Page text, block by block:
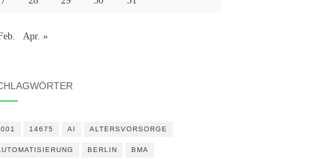
Apr. »
14675 AI ALTERSVORSORGE
BERLIN BMA